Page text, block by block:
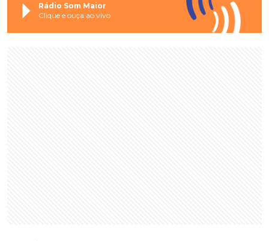
Rádio Som Maior
Clique e ouça ao vivo